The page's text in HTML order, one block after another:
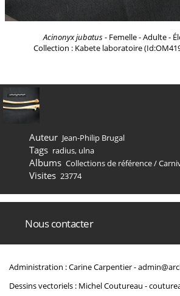
Acinonyx jubatus- Femelle - Adulte -
Collection : Kabete laboratoire
Auteur Jean-Philip Brugal
Tags radius, ulna
Albums Collections de référence/
Visites 23774
Nous contacter
Administration : Carine Carpentier -
Dessins vectoriels : Michel Coutureau -